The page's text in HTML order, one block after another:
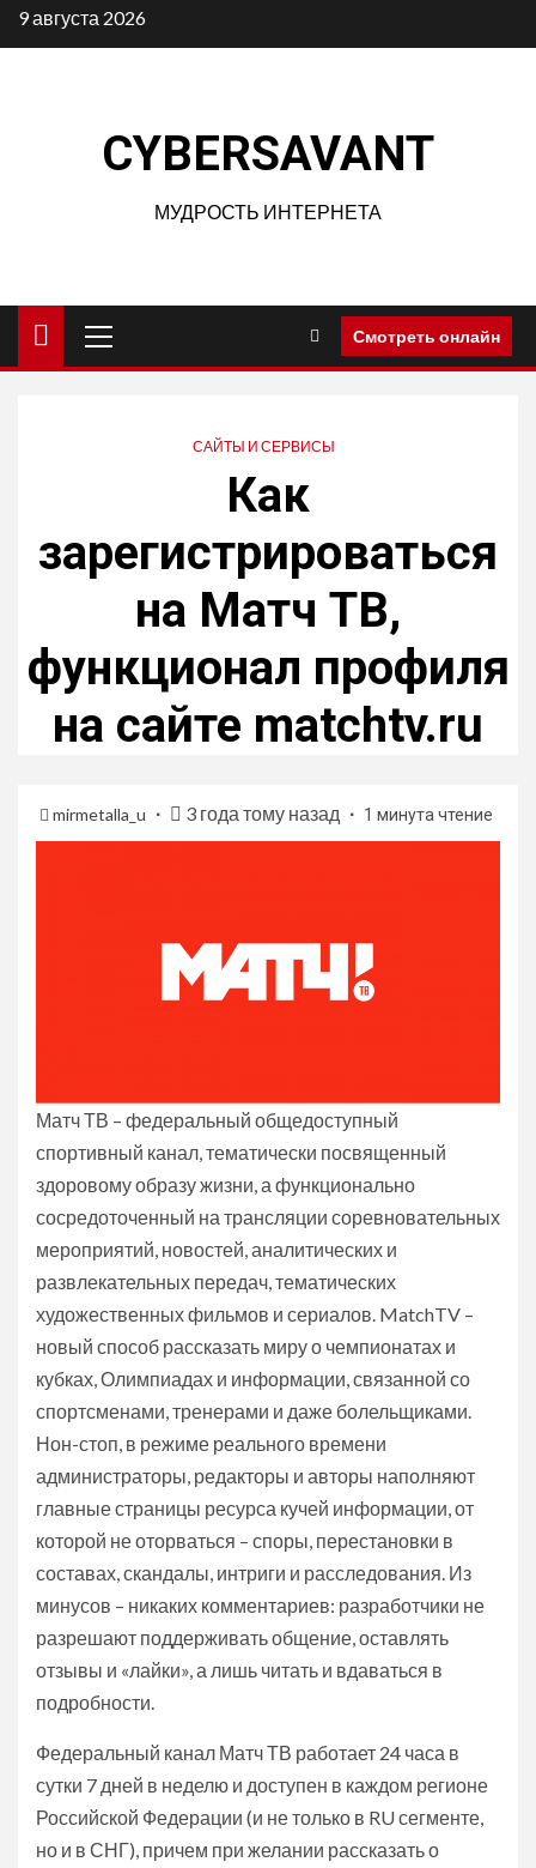
Перейти
к
9 августа 2026
CYBERSAVANT
МУДРОСТЬ ИНТЕРНЕТА
меню
Смотреть онлайн
САЙТЫ И СЕРВИСЫ
Как
зарегистрироваться
на Матч ТВ,
функционал профиля
на сайте matchtv.ru
mirmetalla_u 3 года тому назад 1 минута чтение
Матч ТВ – федеральный общедоступный
спортивный канал, тематически посвященный
здоровому образу жизни, а функционально
сосредоточенный на трансляции соревновательных
мероприятий, новостей, аналитических и
развлекательных передач, тематических
художественных фильмов и сериалов. MatchTV –
новый способ рассказать миру о чемпионатах и
кубках, Олимпиадах и информации, связанной со
спортсменами, тренерами и даже болельщиками.
Нон-стоп, в режиме реального времени
администраторы, редакторы и авторы наполняют
главные страницы ресурса кучей информации, от
которой не оторваться – споры, перестановки в
составах, скандалы, интриги и расследования. Из
минусов – никаких комментариев: разработчики не
разрешают поддерживать общение, оставлять
отзывы и «лайки», а лишь читать и вдаваться в
подробности.
Федеральный канал Матч ТВ работает 24 часа в
сутки 7 дней в неделю и доступен в каждом регионе
Российской Федерации (и не только в RU сегменте,
но и в СНГ), причем при желании рассказать о